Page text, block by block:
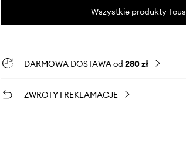
Wszystkie produkty Tous
DARMOWA DOSTAWA od 280 zł
ZWROTY I REKLAMACJE